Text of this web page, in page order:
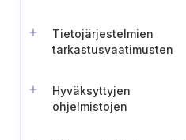
Tietojärjestelmien
tarkastusvaatimusten
Hyväksyttyjen
ohjelmistojen